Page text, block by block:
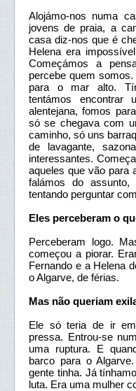
Alojámo-nos numa
jovens de praia, a
casa diz-nos que é
Helena era
Começámos a
percebe quem
para o mar alto.
tentámos
alentejana, fomos
só se chegava com
caminho, só uns
de lavagante,
interessantes.
aqueles que vão para
falámos do
tentando perguntar
Eles perceberam o
Perceberam logo.
começou a piorar.
Fernando e a Helena
o Algarve, de férias.
Mas não queriam
Ele só teria de ir
pressa. Entrou-se
uma ruptura. E
barco para o
gente tinha. Já
luta. Era uma mulher